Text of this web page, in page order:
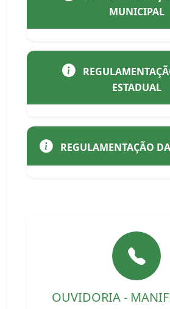
MUNICIPAL
ESTADUAL
REGULAMENTAÇÃO
OUVIDORIA -